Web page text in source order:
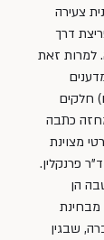
צעירה
דרך
למרות זאת
חלקים
כתבה
מצוינת
פרנקלין.
הן
מבחינת
שבגין